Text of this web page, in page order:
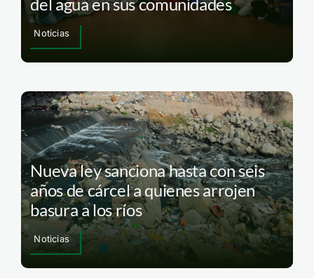
Noticias
Nueva ley sanciona hasta con seis
años de cárcel a quienes arrojen
basura a los ríos
Noticias